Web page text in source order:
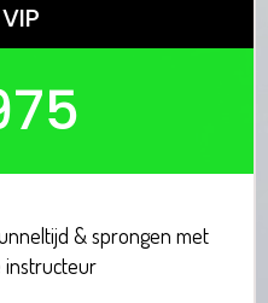
& sprongen met
instructeur